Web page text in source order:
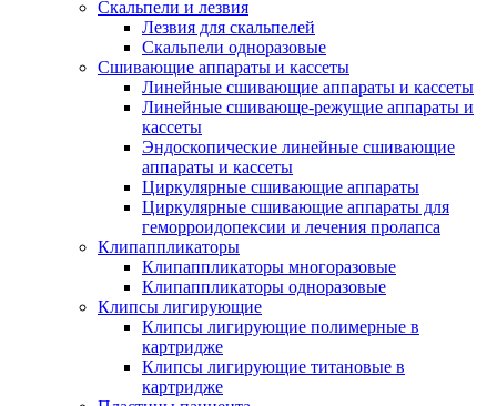
Скальпели и лезвия
Лезвия для скальпелей
Скальпели одноразовые
Сшивающие аппараты и кассеты
Линейные сшивающие аппараты и кассеты
Линейные сшивающе-режущие аппараты и
кассеты
Эндоскопические линейные сшивающие
аппараты и кассеты
Циркулярные сшивающие аппараты
Циркулярные сшивающие аппараты для
геморроидопексии и лечения пролапса
Клипаппликаторы
Клипаппликаторы многоразовые
Клипаппликаторы одноразовые
Клипсы лигирующие
Клипсы лигирующие полимерные в
картридже
Клипсы лигирующие титановые в
картридже